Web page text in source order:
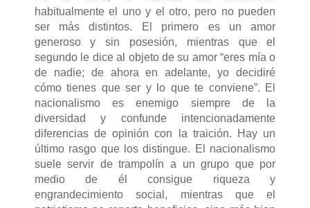
habitualmente el uno y el otro, pero no pueden
ser más distintos. El primero es un amor
generoso y sin posesión, mientras que el
segundo le dice al objeto de su amor “eres mía o
de nadie; de ahora en adelante, yo decidiré
cómo tienes que ser y lo que te conviene”. El
nacionalismo es enemigo siempre de la
diversidad y confunde intencionadamente
diferencias de opinión con la traición. Hay un
último rasgo que los distingue. El nacionalismo
suele servir de trampolín a un grupo que por
medio de él consigue riqueza y
engrandecimiento social, mientras que el